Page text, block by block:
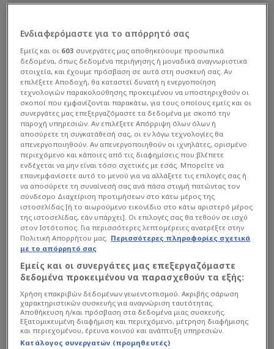
Η Τσέλσι κυριάρχησε από το ξεκίνημα και πέτυχε
τρία γκολ από νωρίς, διαμορφώνοντας έτσι το
τελικό σκορ από το πρώτο ημίχρονο.
Διαβάστε επίσης...
Ο Τζέιμς ζήτησε από τον
Τραμπ να φύγει στους
πανηγυρισμούς της Τσέλσι!
Ο κορυφαίος του τελικού, Κόουλ Πάλμερ, πέτυχε
Ενδιαφερόμαστε για το απόρρητό σας
Εμείς και οι 603 συνεργάτες μας αποθηκεύουμε προσωπικά
δεδομένα, όπως δεδομένα περιήγησης ή μοναδικά αναγνωριστικά
στοιχεία, και έχουμε πρόσβαση σε αυτά στη συσκευή σας. Αν
επιλέξετε Αποδοχή, θα καταστεί δυνατή η ενεργοποίηση
τεχνολογιών παρακολούθησης προκειμένου να υποστηριχθούν οι
σκοποί που εμφανίζονται παρακάτω, για τους οποίους εμείς και οι
συνεργάτες μας επεξεργαζόμαστε τα δεδομένα με σκοπό την
παροχή υπηρεσιών. Αν επιλέξετε Απόρριψη όλων όλων ή
αποσύρετε τη συγκατάθεσή σας, οι εν λόγω τεχνολογίες θα
απενεργοποιηθούν. Αν απενεργοποιηθούν οι ιχνηλάτες, ορισμένο
περιεχόμενο και κάποιες από τις διαφημίσεις που βλέπετε
ενδέχεται να μην είναι τόσο σχετικές με εσάς. Μπορείτε να
επανεμφανίσετε αυτό το μενού για να αλλάξετε τις επιλογές σας ή
να αποσύρετε τη συναίνεσή σας ανά πάσα στιγμή πατώντας τον
σύνδεσμο Διαχείριση προτιμήσεων στο κάτω μέρος της
ιστοσελίδας [ή το αιωρούμενο εικονίδιο στο κάτω αριστερό μέρος
της ιστοσελίδας, εάν υπάρχει]. Οι επιλογές σας θα τεθούν σε ισχύ
στον Ιστότοπος. Για περισσότερες λεπτομέρειες ανατρέξτε στην
Πολιτική Απορρήτου μας. Περισσότερες πληροφορίες σχετικά
με το απόρρητό σας
Εμείς και οι συνεργάτες μας επεξεργαζόμαστε
δεδομένα προκειμένου να παρασχεθούν τα εξής:
Χρήση επακριβών δεδομένων γεωεντοπισμού. Ακριβής σάρωση
χαρακτηριστικών συσκευής για αναγνώριση ταυτότητας.
Αποθήκευση ή/και πρόσβαση στα δεδομένα μιας συσκευής.
Εξατομικευμένη διαφήμιση και περιεχόμενο, μέτρηση διαφήμισης
και περιεχομένου, έρευνα κοινού και ανάπτυξη υπηρεσιών.
Κατάλογος συνεργατών (προμηθευτές)